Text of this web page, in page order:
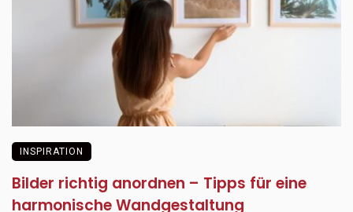
INSPIRATION
Bilder richtig anordnen – Tipps für eine
harmonische Wandgestaltung